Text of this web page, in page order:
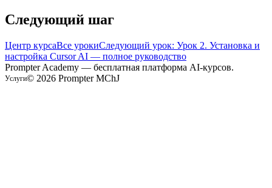
Следующий шаг
Центр курсаВсе урокиСледующий урок: Урок 2. Установка и
настройка Cursor AI — полное руководство
Prompter Academy — бесплатная платформа AI-курсов.
Услуги© 2026 Prompter MChJ